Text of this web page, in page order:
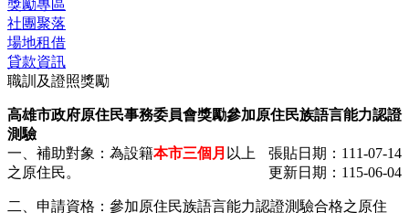
獎勵專區
社團聚落
場地租借
貸款資訊
職訓及證照獎勵
高雄市政府原住民事務委員會獎勵參加原住民族語言能力認證
測驗
張貼日期：111-07-14
更新日期：115-06-04
一、補助對象：為設籍本市三個月 以上
之原住民。
二、申請資格：參加原住民族語言能力認證測驗合格之原住